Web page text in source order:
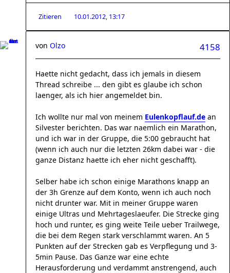
Zitieren 10.01.2012, 13:17
4158
von Olzo
Haette nicht gedacht, dass ich jemals in diesem
Thread schreibe ... den gibt es glaube ich schon
laenger, als ich hier angemeldet bin.
Ich wollte nur mal von meinem Eulenkopflauf.de an
Silvester berichten. Das war naemlich ein Marathon,
und ich war in der Gruppe, die 5:00 gebraucht hat
(wenn ich auch nur die letzten 26km dabei war - die
ganze Distanz haette ich eher nicht geschafft).
Selber habe ich schon einige Marathons knapp an
der 3h Grenze auf dem Konto, wenn ich auch noch
nicht drunter war. Mit in meiner Gruppe waren
einige Ultras und Mehrtageslaeufer. Die Strecke ging
hoch und runter, es ging weite Teile ueber Trailwege,
die bei dem Regen stark verschlammt waren. An 5
Punkten auf der Strecken gab es Verpflegung und 3-
5min Pause. Das Ganze war eine echte
Herausforderung und verdammt anstrengend, auch